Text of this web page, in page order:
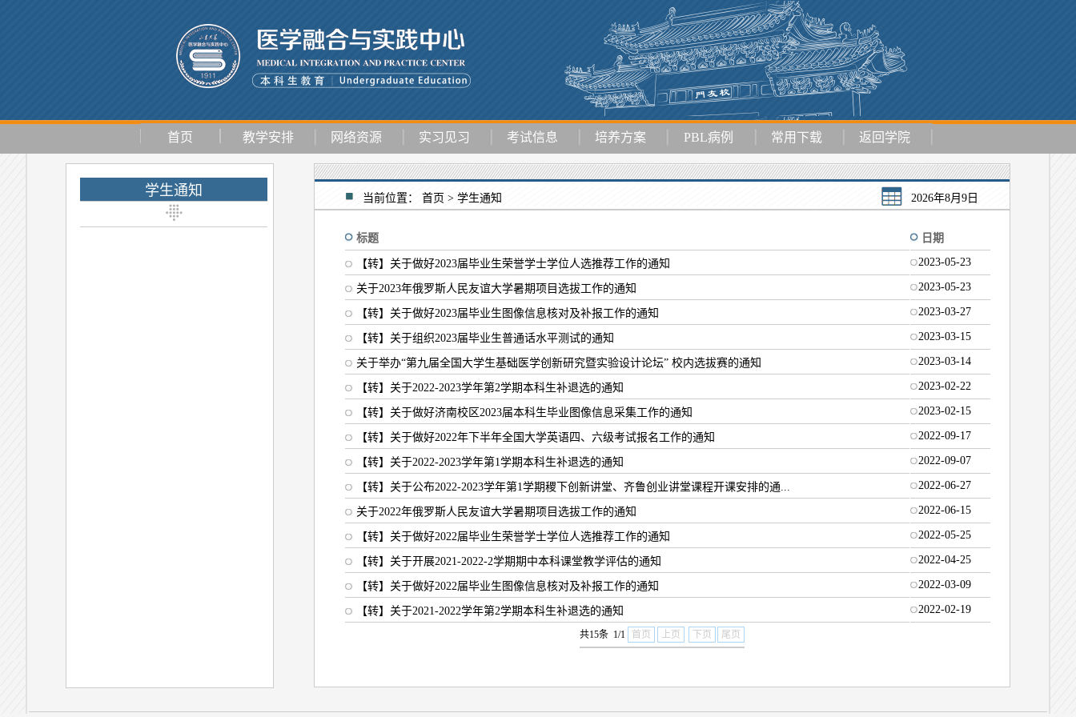
首页 教学安排 网络资源 实习见习 考试信息 培养方案 PBL病例 常用下载 返回学院
学生通知 当前位置： 首页 > 学生通知 2026年8月9日
标题 日期
【转】关于做好2023届毕业生荣誉学士学位人选推荐工作的通知 2023-05-23
关于2023年俄罗斯人民友谊大学暑期项目选拔工作的通知 2023-05-23
【转】关于做好2023届毕业生图像信息核对及补报工作的通知 2023-03-27
【转】关于组织2023届毕业生普通话水平测试的通知 2023-03-15
关于举办“第九届全国大学生基础医学创新研究暨实验设计论坛” 校内选拔赛的通知 2023-03-14
【转】关于2022-2023学年第2学期本科生补退选的通知 2023-02-22
【转】关于做好济南校区2023届本科生毕业图像信息采集工作的通知 2023-02-15
【转】关于做好2022年下半年全国大学英语四、六级考试报名工作的通知 2022-09-17
【转】关于2022-2023学年第1学期本科生补退选的通知 2022-09-07
【转】关于公布2022-2023学年第1学期稷下创新讲堂、齐鲁创业讲堂课程开课安排的通... 2022-06-27
关于2022年俄罗斯人民友谊大学暑期项目选拔工作的通知 2022-06-15
【转】关于做好2022届毕业生荣誉学士学位人选推荐工作的通知 2022-05-25
【转】关于开展2021-2022-2学期期中本科课堂教学评估的通知 2022-04-25
【转】关于做好2022届毕业生图像信息核对及补报工作的通知 2022-03-09
【转】关于2021-2022学年第2学期本科生补退选的通知 2022-02-19
共15条 1/1 首页 上页 下页 尾页